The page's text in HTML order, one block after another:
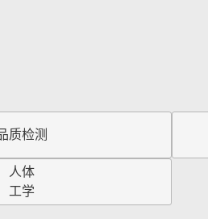
质检测
人体
工学